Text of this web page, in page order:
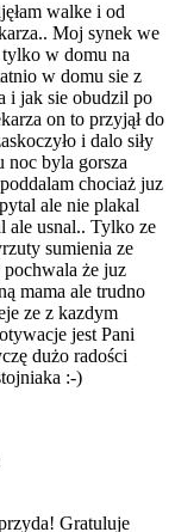
walke i od
Moj synek we
w domu na
w domu sie z
i jak sie obudzil po
on to przyjął do
i dalo siły
noc byla gorsza
chociaż juz
ale nie plakal
ale usnal.. Tylko ze
sumienia ze
pochwala że juz
mama ale trudno
ze z kazdym
jest Pani
dużo radości
:-)
Gratuluje